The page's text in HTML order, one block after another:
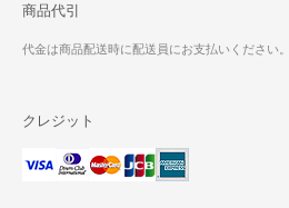
商品代引
代金は商品配送時に配送員にお支払いください。
クレジット